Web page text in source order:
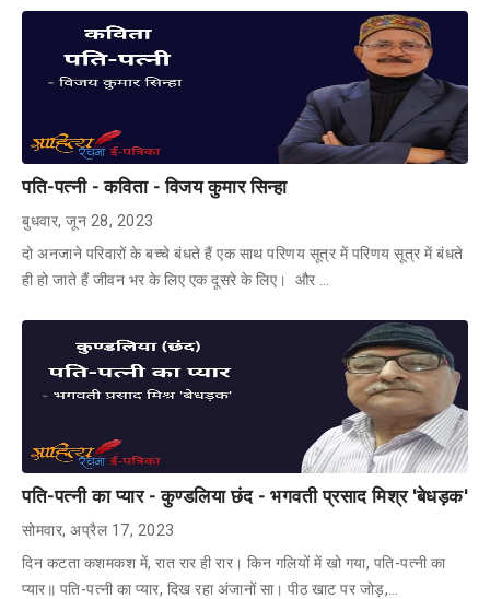
पति-पत्नी - कविता - विजय कुमार सिन्हा
बुधवार, जून 28, 2023
दो अनजाने परिवारों के बच्चे बंधते हैं एक साथ परिणय सूत्र में परिणय सूत्र में बंधते
ही हो जाते हैं जीवन भर के लिए एक दूसरे के लिए। और …
पति-पत्नी का प्यार - कुण्डलिया छंद - भगवती प्रसाद मिश्र 'बेधड़क'
सोमवार, अप्रैल 17, 2023
दिन कटता कशमकश में, रात रार ही रार। किन गलियों में खो गया, पति-पत्नी का
प्यार॥ पति-पत्नी का प्यार, दिख रहा अंजानों सा। पीठ खाट पर जोड़,…